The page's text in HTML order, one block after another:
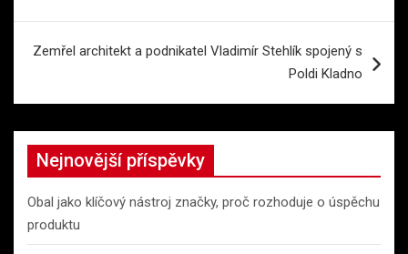
Zemřel architekt a podnikatel Vladimír Stehlík spojený s
Poldi Kladno
Nejnovější příspěvky
Obal jako klíčový nástroj značky, proč rozhoduje o úspěchu
produktu